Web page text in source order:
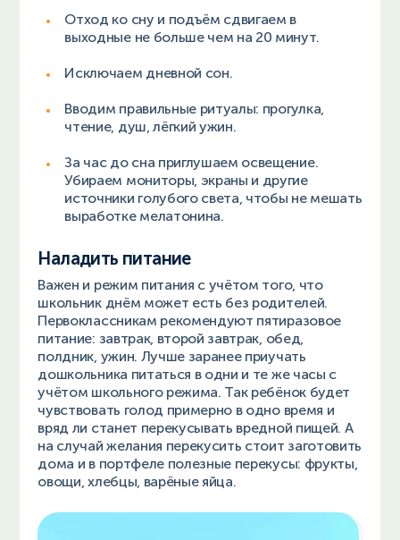
Отход ко сну и подъём сдвигаем в
выходные не больше чем на 20 минут.
Исключаем дневной сон.
Вводим правильные ритуалы: прогулка,
чтение, душ, лёгкий ужин.
За час до сна приглушаем освещение.
Убираем мониторы, экраны и другие
источники голубого света, чтобы не мешать
выработке мелатонина.
Наладить питание
Важен и режим питания с учётом того, что
школьник днём может есть без родителей.
Первоклассникам рекомендуют пятиразовое
питание: завтрак, второй завтрак, обед,
полдник, ужин. Лучше заранее приучать
дошкольника питаться в одни и те же часы с
учётом школьного режима. Так ребёнок будет
чувствовать голод примерно в одно время и
вряд ли станет перекусывать вредной пищей. А
на случай желания перекусить стоит заготовить
дома и в портфеле полезные перекусы: фрукты,
овощи, хлебцы, варёные яйца.